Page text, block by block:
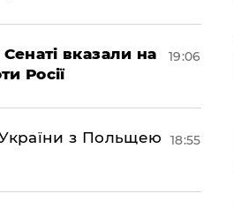
вказали на
Росії
19:06
України з Польщею 18:55